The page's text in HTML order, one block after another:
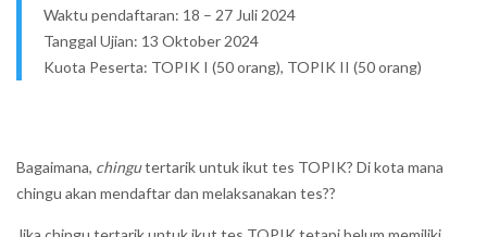
Waktu pendaftaran: 18 – 27 Juli 2024
Tanggal Ujian: 13 Oktober 2024
Kuota Peserta: TOPIK I (50 orang), TOPIK II (50 orang)
Bagaimana, chingutertarik untuk ikut tes TOPIK? Di kota mana
chingu akan mendaftar dan melaksanakan tes??